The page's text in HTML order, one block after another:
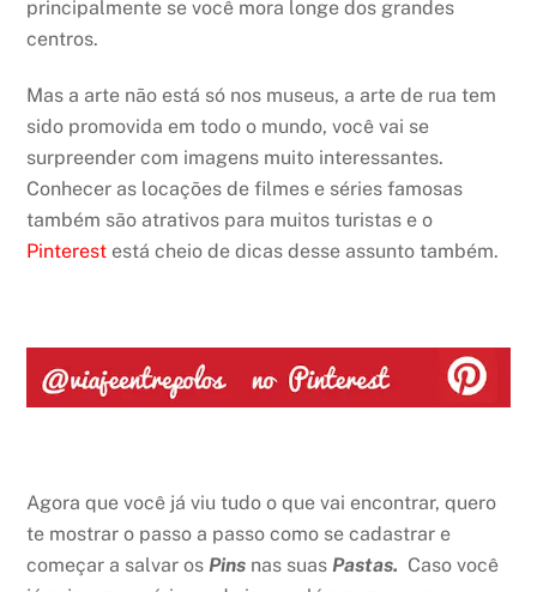
principalmente se você mora longe dos grandes
centros.
Mas a arte não está só nos museus, a arte de rua tem
sido promovida em todo o mundo, você vai se
surpreender com imagens muito interessantes.
Conhecer as locações de filmes e séries famosas
também são atrativos para muitos turistas e o
Pinterest está cheio de dicas desse assunto também.
Agora que você já viu tudo o que vai encontrar, quero
te mostrar o passo a passo como se cadastrar e
começar a salvar osPins nas suasPastas. Caso você